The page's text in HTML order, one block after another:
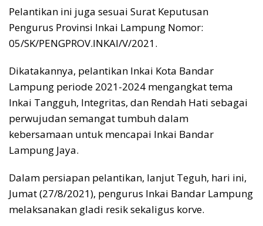
Pelantikan ini juga sesuai Surat Keputusan
Pengurus Provinsi Inkai Lampung Nomor:
05/SK/PENGPROV.INKAI/V/2021.
Dikatakannya, pelantikan Inkai Kota Bandar
Lampung periode 2021-2024 mengangkat tema
Inkai Tangguh, Integritas, dan Rendah Hati sebagai
perwujudan semangat tumbuh dalam
kebersamaan untuk mencapai Inkai Bandar
Lampung Jaya.
Dalam persiapan pelantikan, lanjut Teguh, hari ini,
Jumat (27/8/2021), pengurus Inkai Bandar Lampung
melaksanakan gladi resik sekaligus korve.